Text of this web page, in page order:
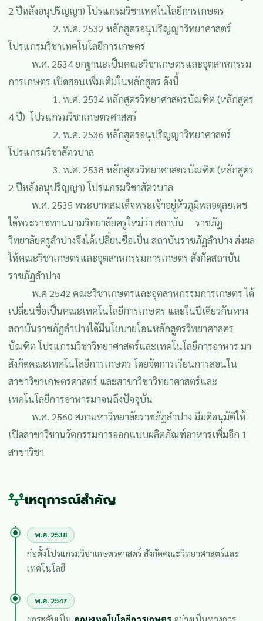
2 ปีหลังอนุปริญญา) โปรแกรมวิชาเทคโนโลยีการเกษตร
2. พ.ศ. 2532 หลักสูตรอนุปริญญาวิทยาศาสตร์
โปรแกรมวิชาเทคโนโลยีการเกษตร
พ.ศ. 2534 ยกฐานะเป็นคณะวิชาเกษตรและอุตสาหกรรม
การเกษตร เปิดสอนเพิ่มเติมในหลักสูตร ดังนี้
1. พ.ศ. 2534 หลักสูตรวิทยาศาสตรบัณฑิต (หลักสูตร
4 ปี) โปรแกรมวิชาเกษตรศาสตร์
2. พ.ศ. 2536 หลักสูตรอนุปริญญาวิทยาศาสตร์
โปรแกรมวิชาสัตวบาล
3. พ.ศ. 2538 หลักสูตรวิทยาศาสตรบัณฑิต (หลักสูตร
2 ปีหลังอนุปริญญา) โปรแกรมวิชาสัตวบาล
พ.ศ. 2535 พระบาทสมเด็จพระเจ้าอยู่หัวภูมิพลอดุลยเดช
ได้พระราชทานนามวิทยาลัยครูใหม่ว่า สถาบัน ราชภัฏ
วิทยาลัยครูลำปางจึงได้เปลี่ยนชื่อเป็น สถาบันราชภัฏลำปาง ส่งผล
ให้คณะวิชาเกษตรและอุตสาหกรรมการเกษตร สังกัดสถาบัน
ราชภัฏลำปาง
พ.ศ 2542 คณะวิชาเกษตรและอุตสาหกรรมการเกษตร ได้
เปลี่ยนชื่อเป็นคณะเทคโนโลยีการเกษตร และในปีเดียวกันทาง
สถาบันราชภัฏลำปางได้มีนโยบายโอนหลักสูตรวิทยาศาสตร
บัณฑิต โปรแกรมวิชาวิทยาศาสตร์และเทคโนโลยีการอาหาร มา
สังกัดคณะเทคโนโลยีการเกษตร โดยจัดการเรียนการสอนใน
สาขาวิชาเกษตรศาสตร์ และสาขาวิชาวิทยาศาสตร์และ
เทคโนโลยีการอาหารมาจนถึงปัจจุบัน
พ.ศ. 2560 สภามหาวิทยาลัยราชภัฏลำปาง มีมติอนุมัติให้
เปิดสาขาวิชานวัตกรรมการออกแบบผลิตภัณฑ์อาหารเพิ่มอีก 1
สาขาวิชา
เหตุการณ์สำคัญ
พ.ศ. 2538
ก่อตั้งโปรแกรมวิชาเกษตรศาสตร์ สังกัดคณะวิทยาศาสตร์และ
เทคโนโลยี
พ.ศ. 2547